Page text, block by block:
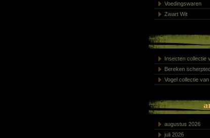
Voedingswaren
Zwart Wit
Insecten collectie
Bereken
Vogel collectie van
augustus 2026
juli 2026